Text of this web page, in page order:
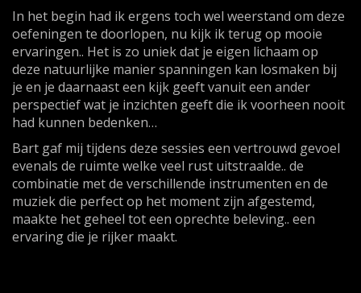
In het begin had ik ergens toch wel weerstand om deze
oefeningen te doorlopen, nu kijk ik terug op mooie
ervaringen.. Het is zo uniek dat je eigen lichaam op
deze natuurlijke manier spanningen kan losmaken bij
je en je daarnaast een kijk geeft vanuit een ander
perspectief wat je inzichten geeft die ik voorheen nooit
had kunnen bedenken…
Bart gaf mij tijdens deze sessies een vertrouwd gevoel
evenals de ruimte welke veel rust uitstraalde.. de
combinatie met de verschillende instrumenten en de
muziek die perfect op het moment zijn afgestemd,
maakte het geheel tot een oprechte beleving.. een
ervaring die je rijker maakt.